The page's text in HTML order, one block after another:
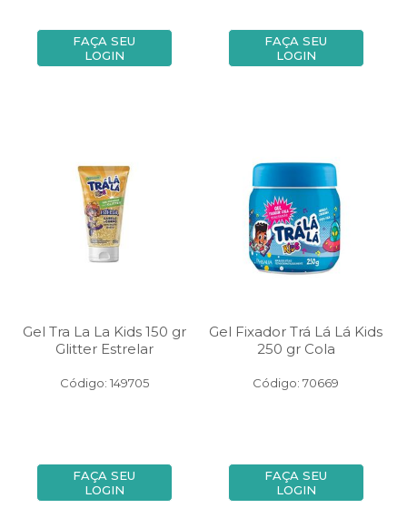
FAÇA SEU
LOGIN
FAÇA SEU
LOGIN
Gel Tra La La Kids 150 gr
Glitter Estrelar
Código: 149705
FAÇA SEU
LOGIN
Gel Fixador Trá Lá Lá Kids
250 gr Cola
Código: 70669
FAÇA SEU
LOGIN